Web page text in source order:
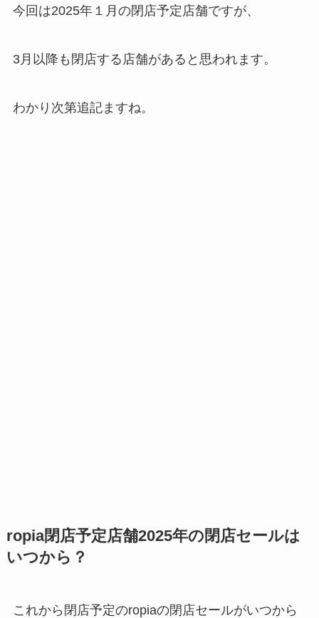
今回は2025年１月の閉店予定店舗ですが、
3月以降も閉店する店舗があると思われます。
わかり次第追記ますね。
ropia閉店予定店舗2025年の閉店セールは
いつから？
これから閉店予定のropiaの閉店セールがいつから